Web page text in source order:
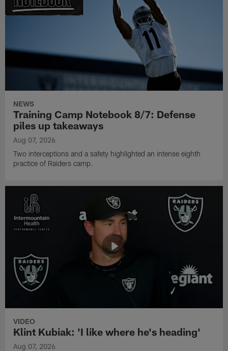
NEWS
Training Camp Notebook 8/7: Defense
piles up takeaways
Aug 07, 2026
Two interceptions and a safety highlighted an intense eighth
practice of Raiders camp.
VIDEO
Klint Kubiak: 'I like where he's heading'
Aug 07, 2026